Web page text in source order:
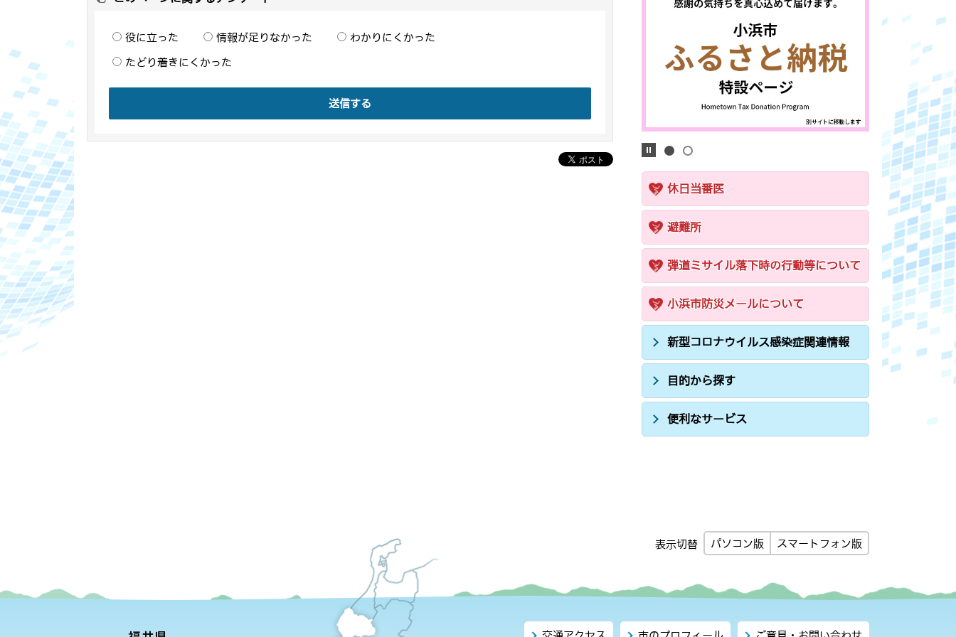
役に立った 情報が足りなかった わかりにくかった
たどり着きにくかった
送信する
休日当番医
避難所
弾道ミサイル落下時の行動等について
小浜市防災メールについて
新型コロナウイルス感染症関連情報
目的から探す
便利なサービス
表示切替 パソコン版 スマートフォン版